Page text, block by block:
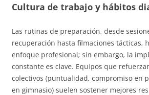
Cultura de trabajo y hábitos
Las rutinas de preparación, desde
recuperación hasta filmaciones tácticas,
enfoque profesional; sin embargo, la
constante es clave. Equipos que
colectivos (puntualidad, compromiso en
en gimnasio) suelen sostener mejores